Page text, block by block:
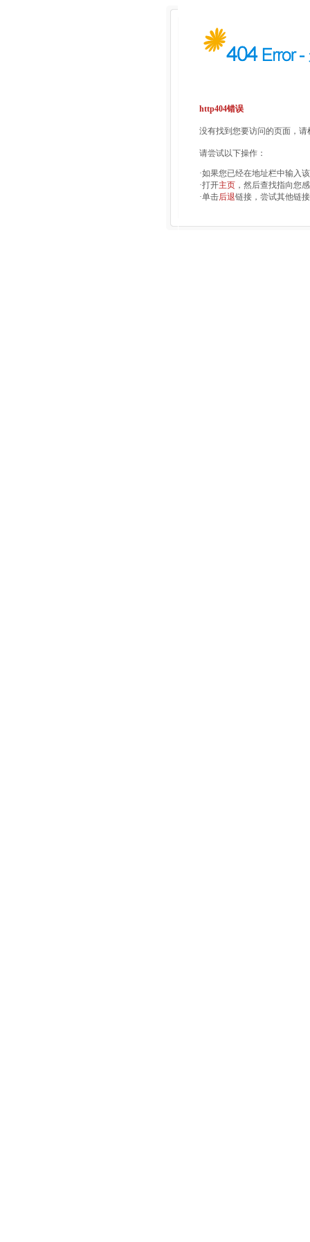
http404错误
没有找到您要访问的页面，
请尝试以下操作：
·如果您已经在地址栏中输入
·打开主页 ，然后查找指向您
·单击后退链接，尝试其他链